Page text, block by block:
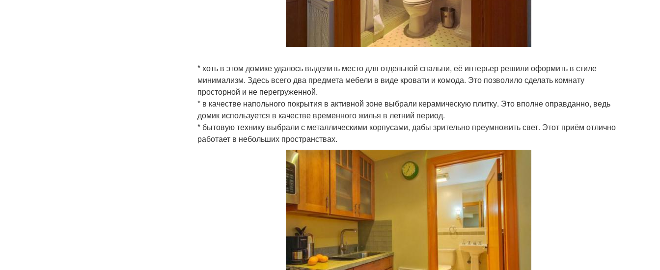
* хоть в этом домике удалось выделить место для отдельной спальни, её интерьер решили оформить в стиле
минимализм. Здесь всего два предмета мебели в виде кровати и комода. Это позволило сделать комнату
просторной и не перегруженной.
* в качестве напольного покрытия в активной зоне выбрали керамическую плитку. Это вполне оправданно, ведь
домик используется в качестве временного жилья в летний период.
* бытовую технику выбрали с металлическими корпусами, дабы зрительно преумножить свет. Этот приём отлично
работает в небольших пространствах.